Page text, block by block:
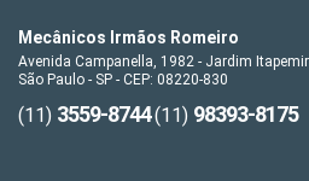
Mecânicos Irmãos Romeiro
Avenida Campanella, 1982 - Jardim
São Paulo - SP - CEP: 08220-830
(11) 3559-8744(11) 98393-8175